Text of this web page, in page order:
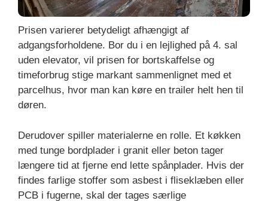
Prisen varierer betydeligt afhængigt af
adgangsforholdene. Bor du i en lejlighed på 4. sal
uden elevator, vil prisen for bortskaffelse og
timeforbrug stige markant sammenlignet med et
parcelhus, hvor man kan køre en trailer helt hen til
døren.
Derudover spiller materialerne en rolle. Et køkken
med tunge bordplader i granit eller beton tager
længere tid at fjerne end lette spånplader. Hvis der
findes farlige stoffer som asbest i fliseklæben eller
PCB i fugerne, skal der tages særlige